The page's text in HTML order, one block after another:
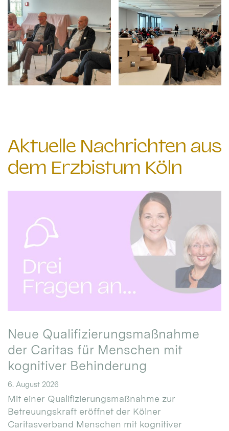
Aktuelle Nachrichten aus
dem Erzbistum Köln
Neue Qualifizierungsmaßnahme
der Caritas für Menschen mit
kognitiver Behinderung
6. August 2026
Mit einer Qualifizierungsmaßnahme zur
Betreuungskraft eröffnet der Kölner
Caritasverband Menschen mit kognitiver